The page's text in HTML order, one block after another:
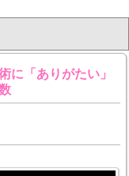
に「ありがたい」